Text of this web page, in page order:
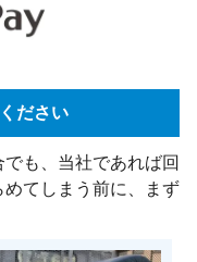
ください
も、当社であれば回
てしまう前に、まず